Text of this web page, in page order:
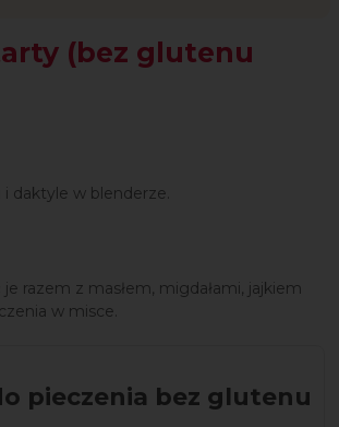
(bez glutenu
daktyle w blenderze.
razem z masłem, migdałami, jajkiem
w misce.
pieczenia bez glutenu